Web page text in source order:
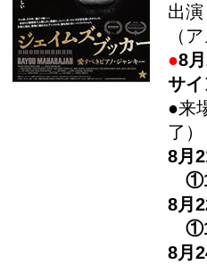
出
（
●8
サ
●来
了）
8月
8月
8月